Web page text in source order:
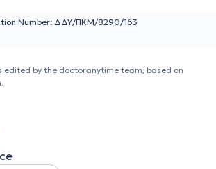
swimming for more than 12 years, he has a
exercise and the functions of the
patients for a more active lifestyle.
Flow Restriction (BFR) training method.
that help each patient improve their
Number: ΔΔΥ/ΠΚΜ/8290/163
edited by the doctoranytime team, based on